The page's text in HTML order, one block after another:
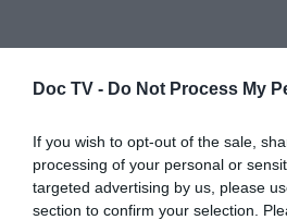
Doc TV - Do Not Process My
If you wish to opt-out of the sale,
processing of your personal or
targeted advertising by us, please
section to confirm your selection.